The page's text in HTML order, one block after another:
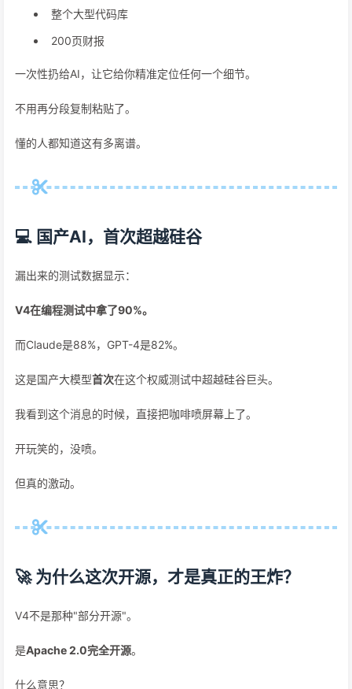
整个大型代码库
200页财报
一次性扔给AI，让它给你精准定位任何一个细节。
不用再分段复制粘贴了。
懂的人都知道这有多离谱。
💻 国产AI，首次超越硅谷
漏出来的测试数据显示：
V4在编程测试中拿了90%。
而Claude是88%，GPT-4是82%。
这是国产大模型首次在这个权威测试中超越硅谷巨头。
我看到这个消息的时候，直接把咖啡喷屏幕上了。
开玩笑的，没喷。
但真的激动。
🚀 为什么这次开源，才是真正的王炸？
V4不是那种"部分开源"。
是Apache 2.0完全开源。
什么意思？